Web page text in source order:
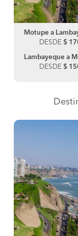
Motupe a
DESDE $
Lambayeque a
DESDE $